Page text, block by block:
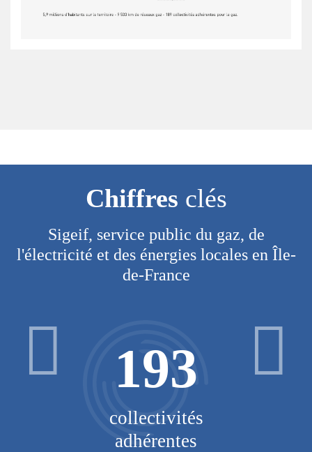
Chiffres clés
Sigeif, service public du gaz, de
l'électricité et des énergies locales en Île-
de-France
193
collectivités
adhérentes